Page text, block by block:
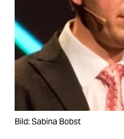
Bild: Sabina Bobst